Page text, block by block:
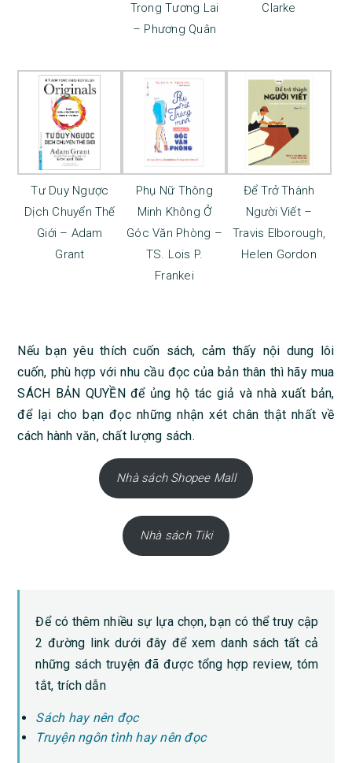
Trong Tương Lai
– Phương Quân
Clarke
Tư Duy Ngược
Dịch Chuyển Thế
Giới – Adam
Grant
Phụ Nữ Thông
Minh Không Ở
Góc Văn Phòng –
TS. Lois P.
Frankei
Để Trở Thành
Người Viết –
Travis Elborough,
Helen Gordon
Nếu bạn yêu thích cuốn sách, cảm thấy nội dung lôi
cuốn, phù hợp với nhu cầu đọc của bản thân thì hãy mua
SÁCH BẢN QUYỀN để ủng hộ tác giả và nhà xuất bản,
để lại cho bạn đọc những nhận xét chân thật nhất về
cách hành văn, chất lượng sách.
Nhà sách Shopee Mall
Nhà sách Tiki
Để có thêm nhiều sự lựa chọn, bạn có thể truy cập
2 đường link dưới đây để xem danh sách tất cả
những sách truyện đã được tổng hợp review, tóm
tắt, trích dẫn
Sách hay nên đọc
Truyện ngôn tình hay nên đọc